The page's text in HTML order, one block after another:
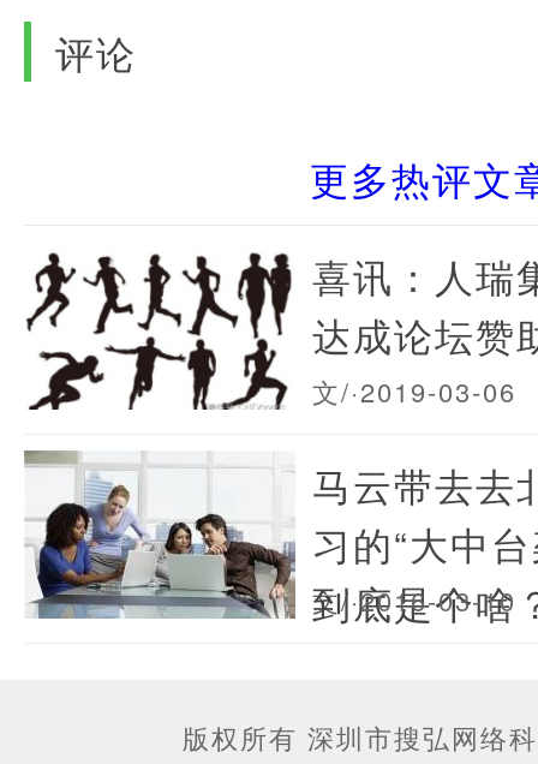
评论
更多热评文
喜讯：人瑞
达成论坛赞
文/·2019-03-06
马云带去去
习的“大中
到底是个啥
文/·2016-03-10
版权所有 深圳市搜弘网络